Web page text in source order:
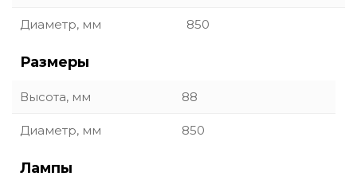
Диаметр, мм 850
Размеры
Высота, мм 88
Диаметр, мм 850
Лампы